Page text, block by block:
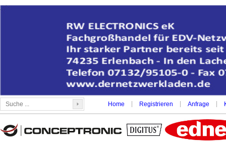
Home Registrieren Anfrage